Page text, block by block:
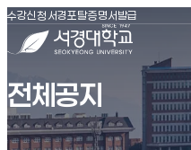
서경대학교
수강신청 (새창 열림)
서경포탈(새창 열림)
증명서발급(새창 열림)
전체공지